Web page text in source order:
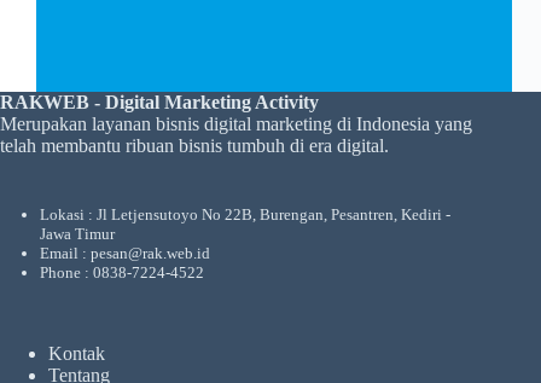
RAKWEB - Digital Marketing Activity
Merupakan layanan bisnis digital marketing di Indonesia yang
telah membantu ribuan bisnis tumbuh di era digital.
Lokasi : Jl Letjensutoyo No 22B, Burengan, Pesantren, Kediri -
Jawa Timur
Email : pesan@rak.web.id
Phone : 0838-7224-4522
Kontak
Tentang